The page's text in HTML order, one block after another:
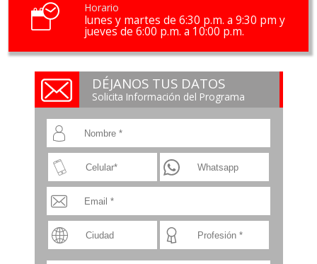
Horario
lunes y martes de 6:30 p.m. a 9:30 pm y
jueves de 6:00 p.m. a 10:00 p.m.
DÉJANOS TUS DATOS
Solicita Información del Programa